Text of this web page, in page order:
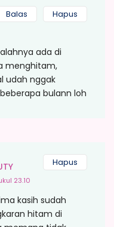
ada di
menghitam,
udah nggak
bulann loh
Balas Hapus
23.10
kasih sudah
hitam di
Hapus